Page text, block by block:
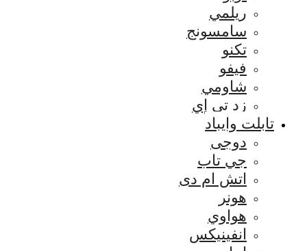
ريلمي
سامسونج
تكنو
فيفو
شاومي
زد تي إي
تابلت وايباد
دوجى
جي تاب
اتش ام دى
هونر
هواوي
انفينيكس